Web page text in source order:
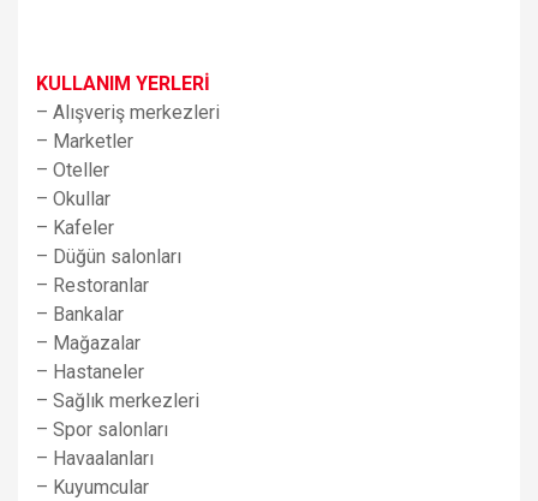
KULLANIM YERLERİ
– Alışveriş merkezleri
– Marketler
– Oteller
– Okullar
– Kafeler
– Düğün salonları
– Restoranlar
– Bankalar
– Mağazalar
– Hastaneler
– Sağlık merkezleri
– Spor salonları
– Havaalanları
– Kuyumcular